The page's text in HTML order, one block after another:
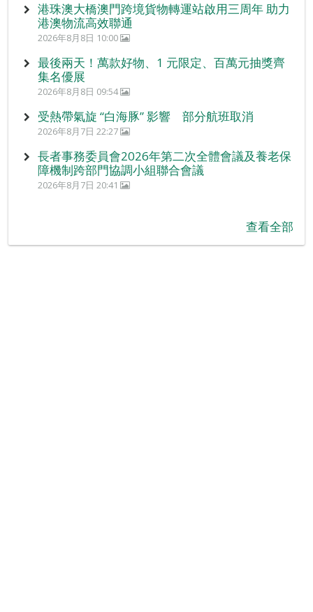
港珠澳大橋澳門跨境貨物轉運站啟用三周年 助力
港澳物流高效聯通
2026年8月8日 10:00
最後兩天！萬款好物、1 元限定、百萬元抽獎齊
集名優展
2026年8月8日 09:54
受熱帶氣旋 “白海豚” 影響 部分航班取消
2026年8月7日 22:27
長者事務委員會2026年第二次全體會議及養老保
障機制跨部門協調小組聯合會議
2026年8月7日 20:41
查看全部